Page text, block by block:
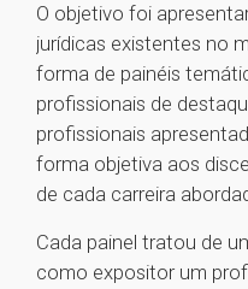
O objetivo foi
jurídicas existentes no
forma de painéis
profissionais de
profissionais
forma objetiva aos
de cada carreira
Cada painel tratou de
como expositor um